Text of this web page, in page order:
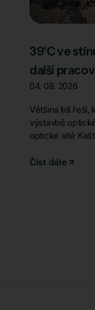
39°C ve
další
04. 08. 2026
Většina lidí řeší,
výstavbě
optické sítě
Číst dále